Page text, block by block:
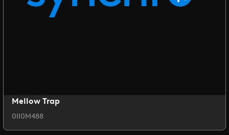
Mellow Trap
0II0M488